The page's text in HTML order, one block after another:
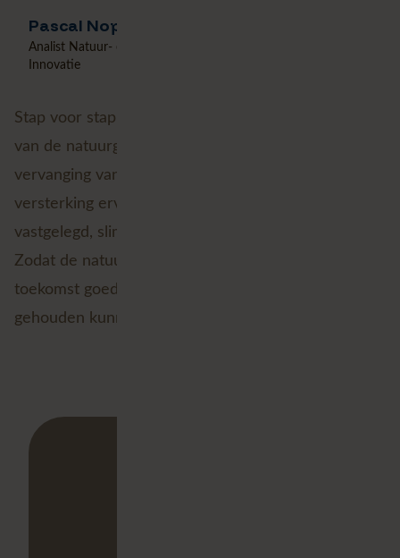
Pascal Noppe
Analist Natuur- en terreinbeheer bij ANB, cel Digitalisering en
Innovatie
Stap voor stap groeit zo een digitale representatie
van de natuurgebieden in Vlaanderen. Niet als
vervanging van de kennis van boswachters, maar als
versterking ervan. Terreinkennis wordt beter
vastgelegd, slimmer verbonden en breder bruikbaar.
Zodat de natuurgebieden in Vlaanderen ook in de
toekomst goed beheerd, beschermd en toegankelijk
gehouden kunnen worden.